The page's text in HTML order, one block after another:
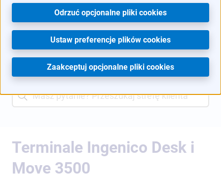
Czat z obsługą
Move 3500
Instrukcje obsługi
Terminale Ingenico Desk i
Move 3500
Zaakceptuj opcjonalne pliki cookies
Ustaw preferencje plików cookies
Odrzuć opcjonalne pliki cookies